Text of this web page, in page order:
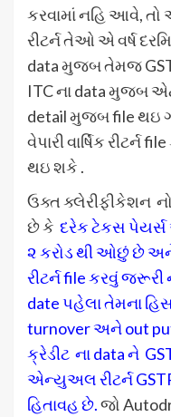
કરવામાં નહિ આવે, તો
રીટર્ન તેઓ એ વર્ષ
data મુજબ તેમજ GST
ITC ના data મુજબ
detail મુજબ file થઇ
વેપારી વાર્ષિક
થઇ શકે .
ઉક્ત ક્લેરીફીકેશન
છે કે દરેક ટેકસ
૨ કરોડ થી ઓછું છે અને
રીટર્ન file કરવું
date પહેલા તેમના
turnover અને out
ક્રેડીટ ના data ને
એન્યુઅલ રીટર્ન
હિતાવહ છે.જો